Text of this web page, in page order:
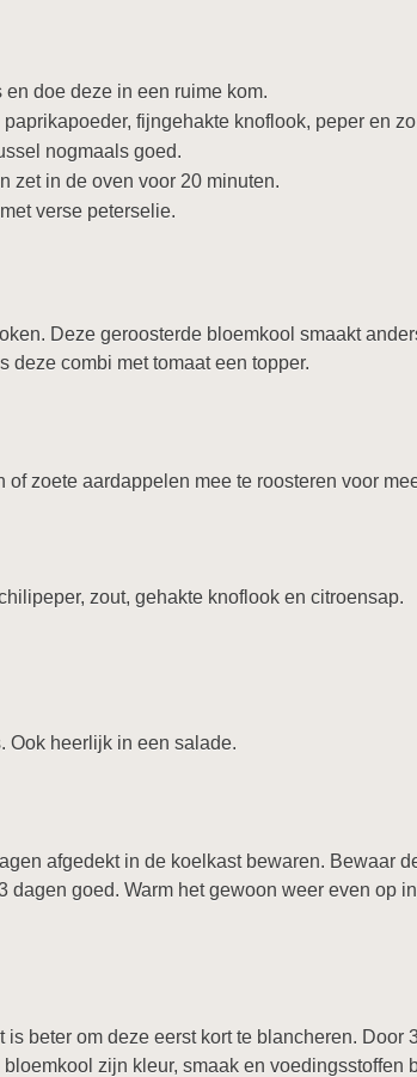
doe deze in een ruime kom.
fijngehakte knoflook, peper en
nogmaals goed.
zet in de oven voor 20 minuten.
verse peterselie.
Deze geroosterde bloemkool smaakt
deze combi met tomaat een topper.
zoete aardappelen mee te roosteren voor
zout, gehakte knoflook en citroensap.
Ook heerlijk in een salade.
afgedekt in de koelkast bewaren. Bewaar
dagen goed. Warm het gewoon weer even op
beter om deze eerst kort te blancheren. Door
zijn kleur, smaak en voedingsstoffen